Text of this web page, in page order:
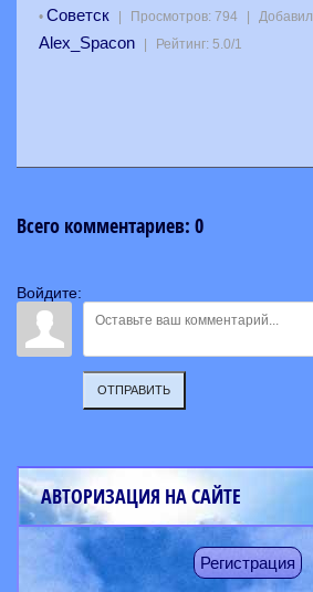
• Советск Просмотров: 794 Добавил
Alex_Spacon Рейтинг: 5.0/1
Всего комментариев: 0
Войдите:
ОТПРАВИТЬ
АВТОРИЗАЦИЯ НА САЙТЕ
Регистрация